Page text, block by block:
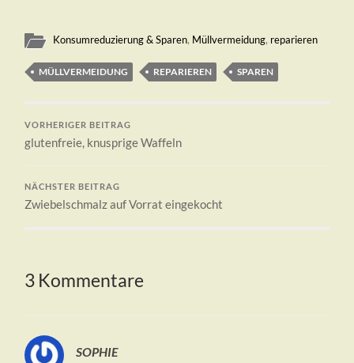
Konsumreduzierung & Sparen, Müllvermeidung, reparieren
MÜLLVERMEIDUNG REPARIEREN SPAREN
VORHERIGER BEITRAG
glutenfreie, knusprige Waffeln
NÄCHSTER BEITRAG
Zwiebelschmalz auf Vorrat eingekocht
3 Kommentare
SOPHIE